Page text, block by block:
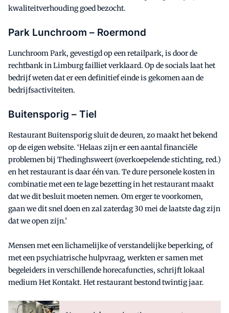
kwaliteitverhouding goed bezocht.
Park Lunchroom – Roermond
Lunchroom Park, gevestigd op een retailpark, is door de
rechtbank in Limburg failliet verklaard. Op de socials laat het
bedrijf weten dat er een definitief einde is gekomen aan de
bedrijfsactiviteiten.
Buitensporig – Tiel
Restaurant Buitensporig sluit de deuren, zo maakt het bekend
op de eigen website. ‘Helaas zijn er een aantal financiële
problemen bij Thedinghsweert (overkoepelende stichting, red.)
en het restaurant is daar één van. Te dure personele kosten in
combinatie met een te lage bezetting in het restaurant maakt
dat we dit besluit moeten nemen. Om erger te voorkomen,
gaan we dit snel doen en zal zaterdag 30 mei de laatste dag zijn
dat we open zijn.’
Mensen met een lichamelijke of verstandelijke beperking, of
met een psychiatrische hulpvraag, werkten er samen met
begeleiders in verschillende horecafuncties, schrijft lokaal
medium Het Kontakt. Het restaurant bestond twintig jaar.